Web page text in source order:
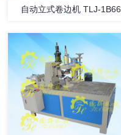
自动立式卷边机 TLJ-1B66